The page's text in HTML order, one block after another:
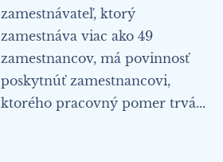
zamestnávateľ, ktorý
zamestnáva viac ako 49
zamestnancov, má povinnosť
poskytnúť zamestnancovi,
ktorého pracovný pomer trvá...